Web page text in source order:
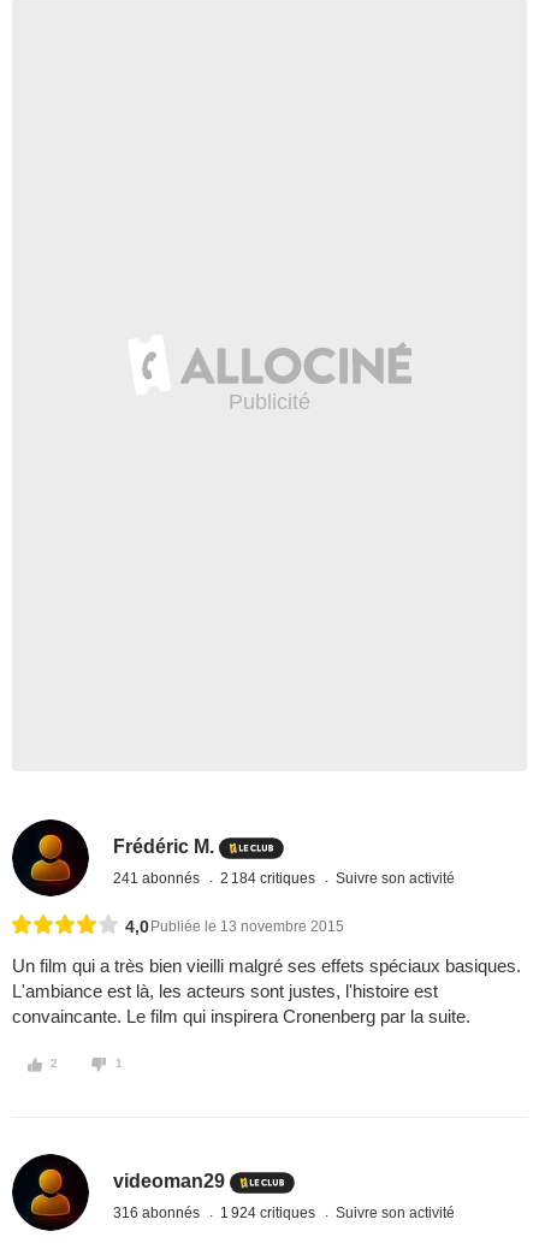
Frédéric M.
241 abonnés 2 184 critiques Suivre son activité
4,0 Publiée le 13 novembre 2015
Un film qui a très bien vieilli malgré ses effets spéciaux basiques.
L'ambiance est là, les acteurs sont justes, l'histoire est
convaincante. Le film qui inspirera Cronenberg par la suite.
2 1
videoman29
316 abonnés 1 924 critiques Suivre son activité